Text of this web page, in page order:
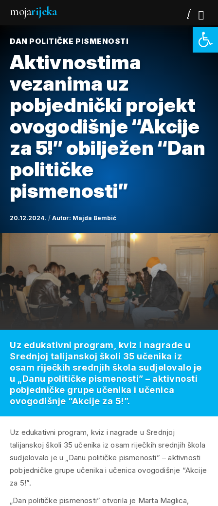
mojarijeka
DAN POLITIČKE PISMENOSTI
Aktivnostima
vezanima uz
pobjednički projekt
ovogodišnje “Akcije
za 5!” obilježen “Dan
političke
pismenosti”
20.12.2024. Autor: Majda Bembić
Uz edukativni program, kviz i nagrade u Srednjoj
talijanskoj školi 35 učenika iz osam riječkih srednjih škola
sudjelovalo je u „Danu političke pismenosti” – aktivnosti
pobjedničke grupe učenika i učenica ovogodišnje “Akcije
za 5!”.
„Dan političke pismenosti” otvorila je Marta Maglica,
Uz edukativni program, kviz i nagrade u
Srednjoj talijanskoj školi 35 učenika iz
osam riječkih srednjih škola sudjelovalo je
u „Danu političke pismenosti” – aktivnosti
pobjedničke grupe učenika i učenica
ovogodišnje “Akcije za 5!”.